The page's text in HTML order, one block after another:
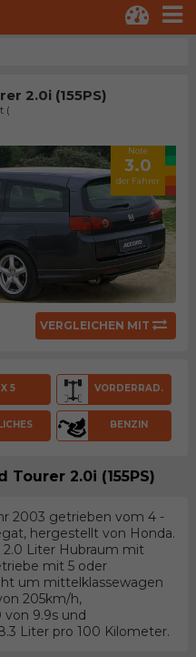
2.0i (155PS)
(
Note
3.0
der Fahrer
VERGLEICHEN MIT
X 5 VORDERRAD.
BENZIN
2.0i (155PS)
2003 getrieben vom 4 -
hergestellt von Honda.
Liter Hubraum mit
mit 5 oder
um mittelklassewagen
205km/h,
9.9s und
Liter pro 100 Kilometer.